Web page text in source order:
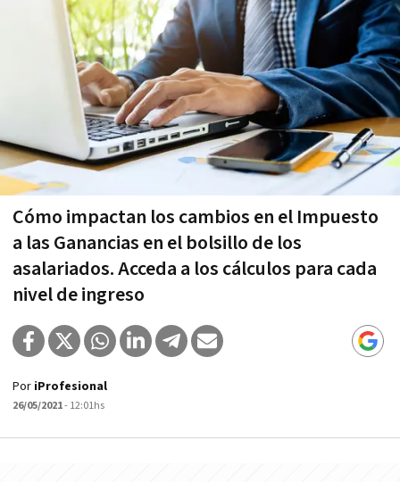
Cómo impactan los cambios en el Impuesto
a las Ganancias en el bolsillo de los
asalariados. Acceda a los cálculos para cada
nivel de ingreso
Por iProfesional
26/05/2021- 12:01hs